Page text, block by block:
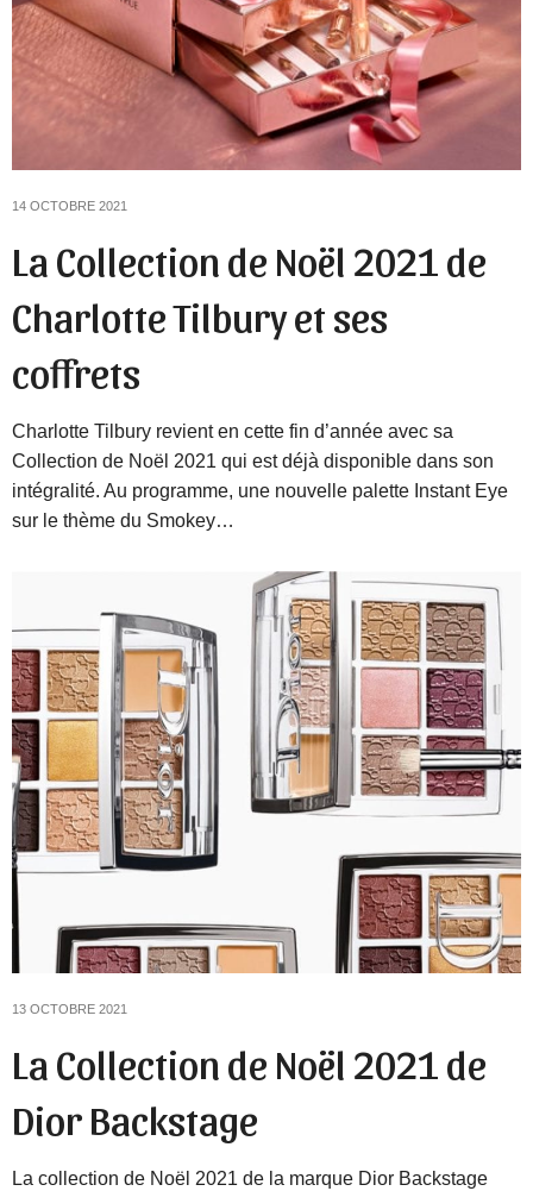
14 OCTOBRE 2021
La Collection de Noël 2021 de
Charlotte Tilbury et ses
coffrets
Charlotte Tilbury revient en cette fin d’année avec sa
Collection de Noël 2021 qui est déjà disponible dans son
intégralité. Au programme, une nouvelle palette Instant Eye
sur le thème du Smokey…
13 OCTOBRE 2021
La Collection de Noël 2021 de
Dior Backstage
La collection de Noël 2021 de la marque Dior Backstage